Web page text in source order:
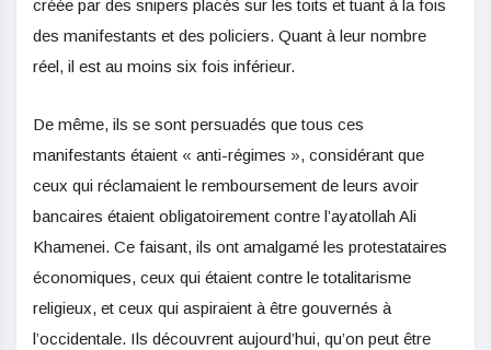
créée par des snipers placés sur les toits et tuant à la fois
des manifestants et des policiers. Quant à leur nombre
réel, il est au moins six fois inférieur.
De même, ils se sont persuadés que tous ces
manifestants étaient « anti-régimes », considérant que
ceux qui réclamaient le remboursement de leurs avoir
bancaires étaient obligatoirement contre l’ayatollah Ali
Khamenei. Ce faisant, ils ont amalgamé les protestataires
économiques, ceux qui étaient contre le totalitarisme
religieux, et ceux qui aspiraient à être gouvernés à
l’occidentale. Ils découvrent aujourd’hui, qu’on peut être